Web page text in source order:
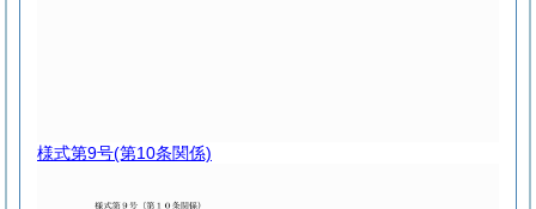
様式第9号(第10条関係)